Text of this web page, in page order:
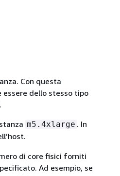
Con questa
essere dello stesso tipo
m5.4xlarge . In
di core fisici forniti
Ad esempio, se